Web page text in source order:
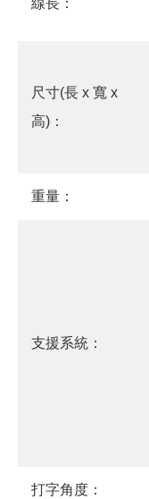
線長：
尺寸(長 x 寬 x
高)：
重量：
支援系統：
打字角度：